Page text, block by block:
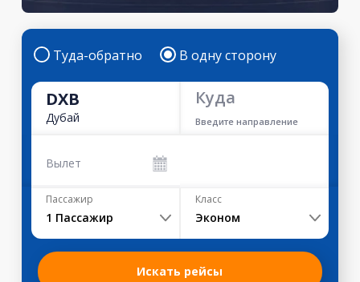
Туда-обратно В одну сторону
DXB
Дубай
Куда
Введите направление
Вылет
Пассажир
1 Пассажир
Класс
Эконом
Искать рейсы